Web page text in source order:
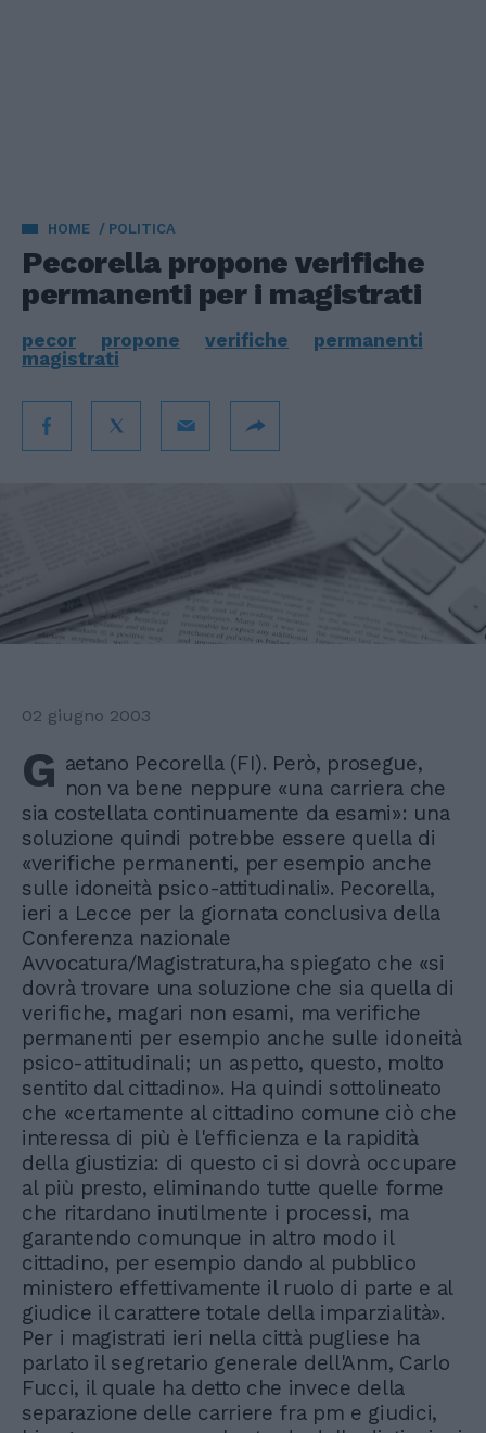
HOME POLITICA
Pecorella propone verifiche
permanenti per i magistrati
pecor propone verifiche
permanenti
magistrati
02 giugno 2003
G aetano Pecorella (FI). Però, prosegue,
non va bene neppure «una carriera che
sia costellata continuamente da esami»: una
soluzione quindi potrebbe essere quella di
«verifiche permanenti, per esempio anche
sulle idoneità psico-attitudinali». Pecorella,
ieri a Lecce per la giornata conclusiva della
Conferenza nazionale
Avvocatura/Magistratura,ha spiegato che «si
dovrà trovare una soluzione che sia quella di
verifiche, magari non esami, ma verifiche
permanenti per esempio anche sulle idoneità
psico-attitudinali; un aspetto, questo, molto
sentito dal cittadino». Ha quindi sottolineato
che «certamente al cittadino comune ciò che
interessa di più è l'efficienza e la rapidità
della giustizia: di questo ci si dovrà occupare
al più presto, eliminando tutte quelle forme
che ritardano inutilmente i processi, ma
garantendo comunque in altro modo il
cittadino, per esempio dando al pubblico
ministero effettivamente il ruolo di parte e al
giudice il carattere totale della imparzialità».
Per i magistrati ieri nella città pugliese ha
parlato il segretario generale dell'Anm, Carlo
Fucci, il quale ha detto che invece della
separazione delle carriere fra pm e giudici,